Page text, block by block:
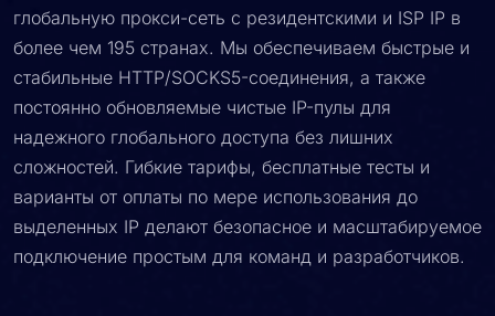
глобальную прокси-сеть с резидентскими и ISP IP в
более чем 195 странах. Мы обеспечиваем быстрые и
стабильные HTTP/SOCKS5-соединения, а также
постоянно обновляемые чистые IP-пулы для
надежного глобального доступа без лишних
сложностей. Гибкие тарифы, бесплатные тесты и
варианты от оплаты по мере использования до
выделенных IP делают безопасное и масштабируемое
подключение простым для команд и разработчиков.